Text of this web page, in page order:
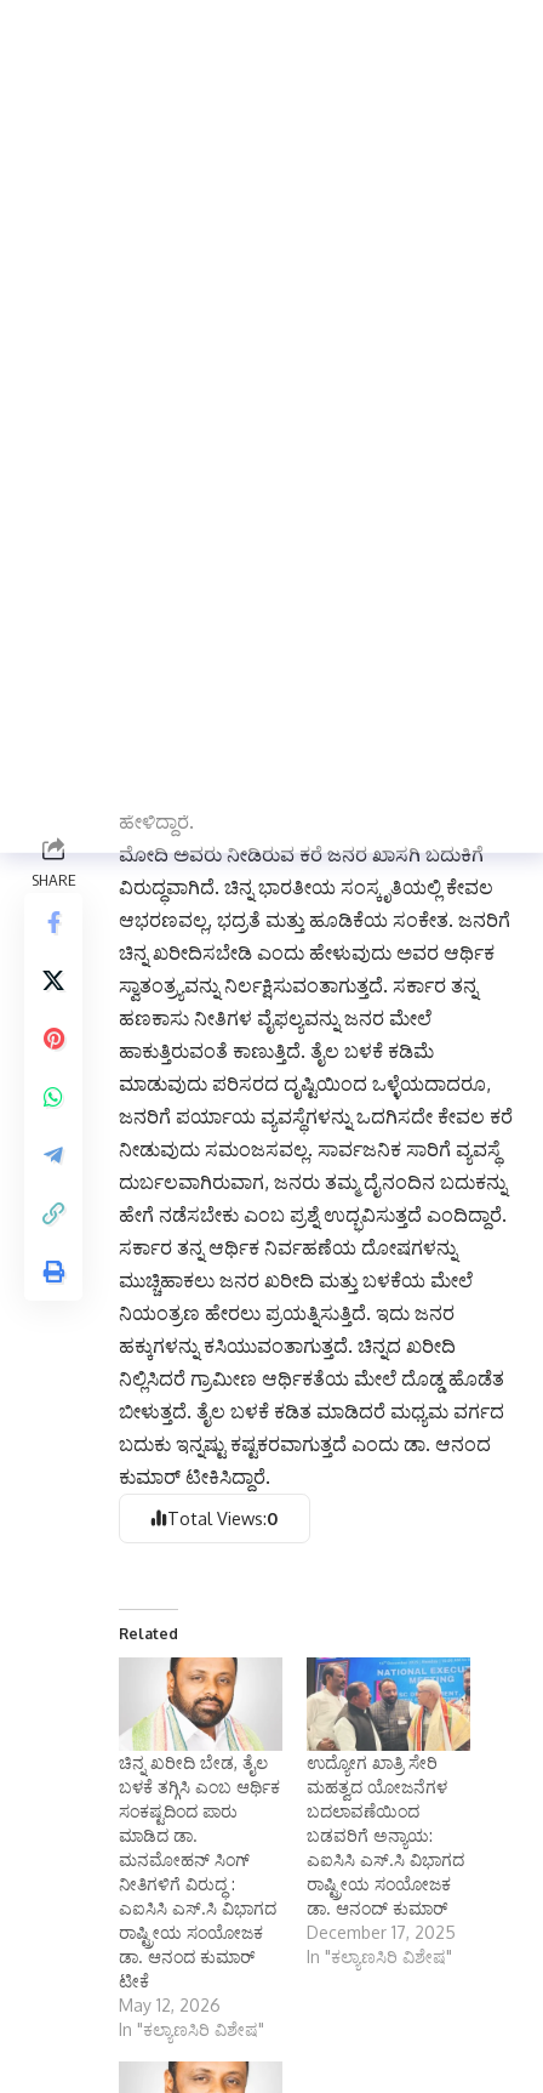
ಹೇಳಿದ್ದಾರೆ.
ಮೋದಿ ಅವರು ನೀಡಿರುವ ಕರೆ ಜನರ ಖಾಸಗಿ ಬದುಕಿಗೆ
ವಿರುದ್ಧವಾಗಿದೆ. ಚಿನ್ನ ಭಾರತೀಯ ಸಂಸ್ಕೃತಿಯಲ್ಲಿ ಕೇವಲ
ಆಭರಣವಲ್ಲ, ಭದ್ರತೆ ಮತ್ತು ಹೂಡಿಕೆಯ ಸಂಕೇತ. ಜನರಿಗೆ
ಚಿನ್ನ ಖರೀದಿಸಬೇಡಿ ಎಂದು ಹೇಳುವುದು ಅವರ ಆರ್ಥಿಕ
ಸ್ವಾತಂತ್ರ್ಯವನ್ನು ನಿರ್ಲಕ್ಷಿಸುವಂತಾಗುತ್ತದೆ. ಸರ್ಕಾರ ತನ್ನ
ಹಣಕಾಸು ನೀತಿಗಳ ವೈಫಲ್ಯವನ್ನು ಜನರ ಮೇಲೆ
ಹಾಕುತ್ತಿರುವಂತೆ ಕಾಣುತ್ತಿದೆ. ತೈಲ ಬಳಕೆ ಕಡಿಮೆ
ಮಾಡುವುದು ಪರಿಸರದ ದೃಷ್ಟಿಯಿಂದ ಒಳ್ಳೆಯದಾದರೂ,
ಜನರಿಗೆ ಪರ್ಯಾಯ ವ್ಯವಸ್ಥೆಗಳನ್ನು ಒದಗಿಸದೇ ಕೇವಲ ಕರೆ
ನೀಡುವುದು ಸಮಂಜಸವಲ್ಲ. ಸಾರ್ವಜನಿಕ ಸಾರಿಗೆ ವ್ಯವಸ್ಥೆ
ದುರ್ಬಲವಾಗಿರುವಾಗ, ಜನರು ತಮ್ಮ ದೈನಂದಿನ ಬದುಕನ್ನು
ಹೇಗೆ ನಡೆಸಬೇಕು ಎಂಬ ಪ್ರಶ್ನೆ ಉದ್ಭವಿಸುತ್ತದೆ ಎಂದಿದ್ದಾರೆ.
ಸರ್ಕಾರ ತನ್ನ ಆರ್ಥಿಕ ನಿರ್ವಹಣೆಯ ದೋಷಗಳನ್ನು
ಮುಚ್ಚಿಹಾಕಲು ಜನರ ಖರೀದಿ ಮತ್ತು ಬಳಕೆಯ ಮೇಲೆ
ನಿಯಂತ್ರಣ ಹೇರಲು ಪ್ರಯತ್ನಿಸುತ್ತಿದೆ. ಇದು ಜನರ
ಹಕ್ಕುಗಳನ್ನು ಕಸಿಯುವಂತಾಗುತ್ತದೆ. ಚಿನ್ನದ ಖರೀದಿ
ನಿಲ್ಲಿಸಿದರೆ ಗ್ರಾಮೀಣ ಆರ್ಥಿಕತೆಯ ಮೇಲೆ ದೊಡ್ಡ ಹೊಡೆತ
ಬೀಳುತ್ತದೆ. ತೈಲ ಬಳಕೆ ಕಡಿತ ಮಾಡಿದರೆ ಮಧ್ಯಮ ವರ್ಗದ
ಬದುಕು ಇನ್ನಷ್ಟು ಕಷ್ಟಕರವಾಗುತ್ತದೆ ಎಂದು ಡಾ. ಆನಂದ
ಕುಮಾರ್ ಟೀಕಿಸಿದ್ದಾರೆ.
Total Views:0
Related
ಚಿನ್ನ ಖರೀದಿ ಬೇಡ, ತೈಲ
ಬಳಕೆ ತಗ್ಗಿಸಿ ಎಂಬ ಆರ್ಥಿಕ
ಸಂಕಷ್ಟದಿಂದ ಪಾರು
ಮಾಡಿದ ಡಾ.
ಮನಮೋಹನ್ ಸಿಂಗ್
ನೀತಿಗಳಿಗೆ ವಿರುದ್ಧ :
ಎಐಸಿಸಿ ಎಸ್.ಸಿ ವಿಭಾಗದ
ರಾಷ್ಟ್ರೀಯ ಸಂಯೋಜಕ
ಡಾ. ಆನಂದ ಕುಮಾರ್
ಟೀಕೆ
May 12, 2026
In "ಕಲ್ಯಾಣಸಿರಿ ವಿಶೇಷ"
ಉದ್ಯೋಗ ಖಾತ್ರಿ ಸೇರಿ
ಮಹತ್ವದ ಯೋಜನೆಗಳ
ಬದಲಾವಣೆಯಿಂದ
ಬಡವರಿಗೆ ಅನ್ಯಾಯ:
ಎಐಸಿಸಿ ಎಸ್.ಸಿ ವಿಭಾಗದ
ರಾಷ್ಟ್ರೀಯ ಸಂಯೋಜಕ
ಡಾ. ಆನಂದ್ ಕುಮಾರ್
December 17, 2025
In "ಕಲ್ಯಾಣಸಿರಿ ವಿಶೇಷ"